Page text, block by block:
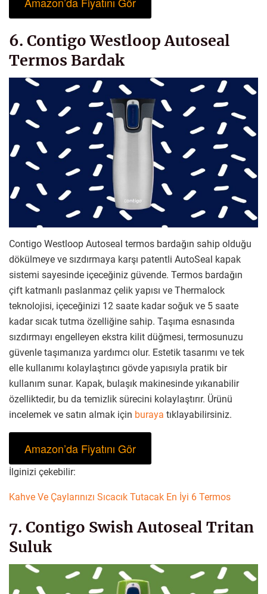
6. Contigo Westloop Autoseal
Termos Bardak
Contigo Westloop Autoseal termos bardağın sahip olduğu
dökülmeye ve sızdırmaya karşı patentli AutoSeal kapak
sistemi sayesinde içeceğiniz güvende. Termos bardağın
çift katmanlı paslanmaz çelik yapısı ve Thermalock
teknolojisi, içeceğinizi 12 saate kadar soğuk ve 5 saate
kadar sıcak tutma özelliğine sahip. Taşıma esnasında
sızdırmayı engelleyen ekstra kilit düğmesi, termosunuzu
güvenle taşımanıza yardımcı olur. Estetik tasarımı ve tek
elle kullanımı kolaylaştırıcı gövde yapısıyla pratik bir
kullanım sunar. Kapak, bulaşık makinesinde yıkanabilir
özelliktedir, bu da temizlik sürecini kolaylaştırır. Ürünü
incelemek ve satın almak için buraya tıklayabilirsiniz.
Amazon’da Fiyatını Gör
İlginizi çekebilir:
Kahve Ve Çaylarınızı Sıcacık Tutacak En İyi 6 Termos
7. Contigo Swish Autoseal Tritan
Suluk